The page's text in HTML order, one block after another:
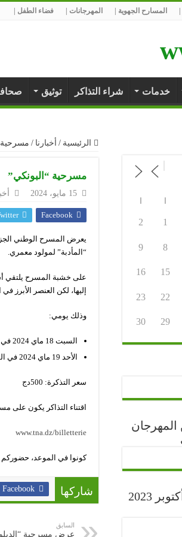
المسارح الجهوية | المهرجانات | فضاء الطفل |
خدمات شراء التذاكر توثيق
الرئيسية / أخبارنا / مسرحية
مسرحية “البونكي”
15 مايو، 2024
Facebook
يعرض المسرح الوطني
“المأدبة” لمولود معمري.
على خشبة المسرح يلتقي
إليها، لكن العنصر الأبرز
وذلك يومي:
السبت 18 ماي 2024 في الساعة 16:00 مساء.
الأحد 19 ماي 2024 في الساعة 18:00 مساء.
سعر التذكرة: 500دج
اقتناء التذاكر يكون على
www.tna.dz/billetterie
كونوا في الموعد، حضوركم
شاركها Facebook
السابق
عرض مسرحية
ا ا
1
2
8
9
15
16
22
23
29
30
الدورة 17 من المهرجان
مجلة إلكترونية “مسارح” أكتوبر 2023